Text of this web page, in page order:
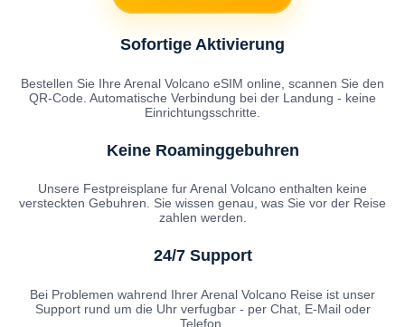
Sofortige Aktivierung
Bestellen Sie Ihre Arenal Volcano eSIM online, scannen Sie den
QR-Code. Automatische Verbindung bei der Landung - keine
Einrichtungsschritte.
Keine Roaminggebuhren
Unsere Festpreisplane fur Arenal Volcano enthalten keine
versteckten Gebuhren. Sie wissen genau, was Sie vor der Reise
zahlen werden.
24/7 Support
Bei Problemen wahrend Ihrer Arenal Volcano Reise ist unser
Support rund um die Uhr verfugbar - per Chat, E-Mail oder
Telefon.